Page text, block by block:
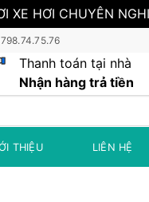
XE HƠI CHUYÊN
Thanh toán tại nhà
Nhận hàng trả tiền
THIỆU LIÊN HỆ